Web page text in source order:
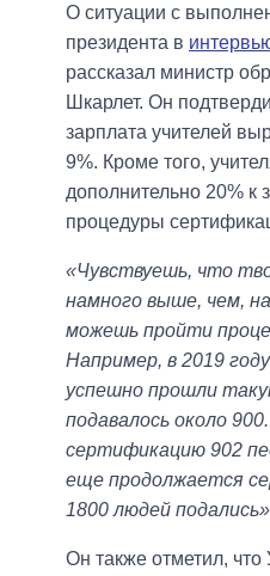
О ситуации с
президента в
рассказал министр
Шкарлет. Он
зарплата учителей
9%. Кроме того,
дополнительно 20% к
процедуры
«Чувствуешь, что
намного выше, чем,
можешь пройти
Например, в 2019
успешно прошли
подавалось около
сертификацию 902
еще продолжается
1800 людей подались»
Он также отметил, что